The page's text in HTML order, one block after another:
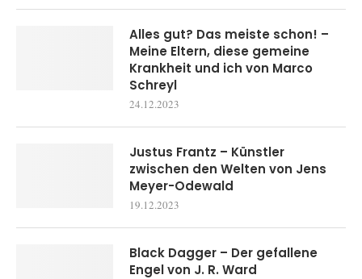
Alles gut? Das meiste schon! –
Meine Eltern, diese gemeine
Krankheit und ich von Marco
Schreyl
24.12.2023
Justus Frantz – Künstler
zwischen den Welten von Jens
Meyer-Odewald
19.12.2023
Black Dagger – Der gefallene
Engel von J. R. Ward